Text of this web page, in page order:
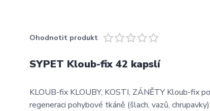
Ohodnotit produkt
SYPET Kloub-fix 42 kapslí
KLOUB-fix KLOUBY, KOSTI, ZÁNĚTY Kloub-fix
regeneraci pohybové tkáně (šlach, vazů,